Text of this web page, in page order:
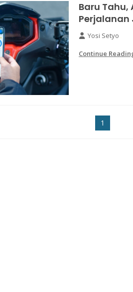
Baru Tahu,
Perjalanan
Yosi Setyo
Continue
1